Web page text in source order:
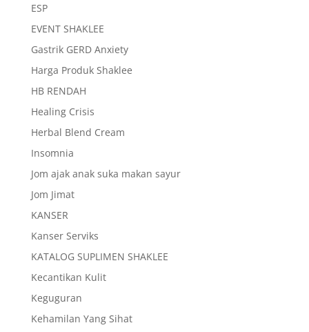
ESP
EVENT SHAKLEE
Gastrik GERD Anxiety
Harga Produk Shaklee
HB RENDAH
Healing Crisis
Herbal Blend Cream
Insomnia
Jom ajak anak suka makan sayur
Jom Jimat
KANSER
Kanser Serviks
KATALOG SUPLIMEN SHAKLEE
Kecantikan Kulit
Keguguran
Kehamilan Yang Sihat